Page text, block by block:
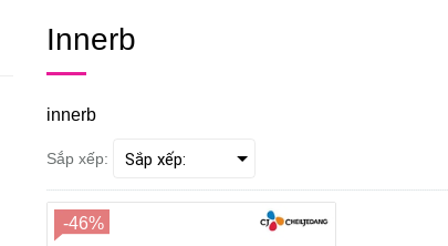
Innerb
innerb
Sắp xếp:
-46%